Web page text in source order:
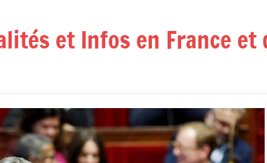
et Infos en France et